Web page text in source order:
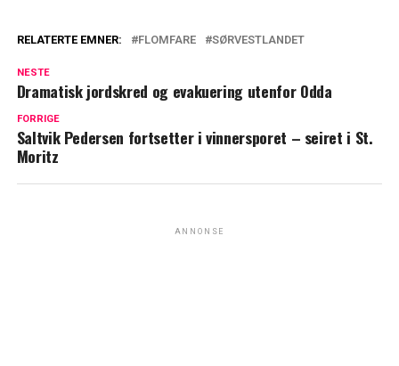
RELATERTE EMNER: FLOMFARE SØRVESTLANDET
NESTE
Dramatisk jordskred og evakuering utenfor Odda
FORRIGE
Saltvik Pedersen fortsetter i vinnersporet – seiret i St.
Moritz
ANNONSE